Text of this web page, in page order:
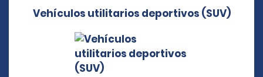
Vehículos utilitarios deportivos (SUV)